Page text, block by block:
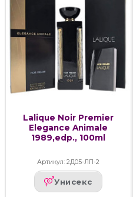
Lalique Noir Premier
Elegance Animale
1989,edp., 100ml
Артикул: 2Д05-ЛП-2
Унисекс